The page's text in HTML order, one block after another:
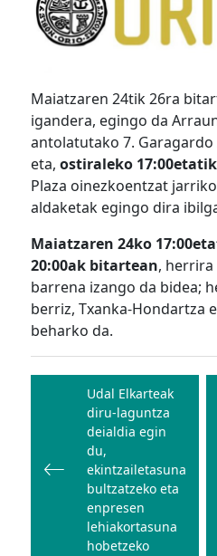
Maiatzaren 24tik 26ra
igandera, egingo da
antolatutako 7.
eta,ostiraleko
Plaza oinezkoentzat
aldaketak egingo dira
Maiatzaren 24ko
20:00ak bitartean,
barrena izango da bidea;
berriz, Txanka-Hondartza
beharko da.
Bidalketetan
zehar
nabigatu
Udal Elkarteak
diru-laguntza
deialdia egin
du,
ekintzailetasuna
bultzatzeko eta
enpresen
lehiakortasuna
hobetzeko